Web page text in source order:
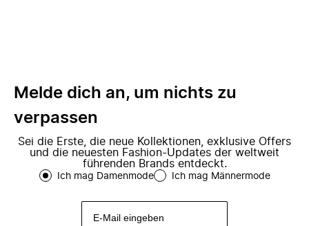
Melde dich an, um nichts zu
verpassen
Sei die Erste, die neue Kollektionen, exklusive Offers
und die neuesten Fashion-Updates der weltweit
führenden Brands entdeckt.
Ich mag Damenmode Ich mag Männermode